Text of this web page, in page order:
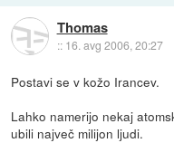
Thomas
:: 16. avg 2006, 20:27
Postavi se v kožo Irancev.
Lahko namerijo nekaj
ubili največ milijon ljudi.